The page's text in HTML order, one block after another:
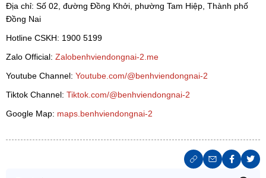
Địa chỉ: Số 02, đường Đồng Khởi, phường Tam Hiệp, Thành phố
Đồng Nai
Hotline CSKH: 1900 5199
Zalo Official: Zalobenhviendongnai-2.me
Youtube Channel: Youtube.com/@benhviendongnai-2
Tiktok Channel: Tiktok.com/@benhviendongnai-2
Google Map: maps.benhviendongnai-2